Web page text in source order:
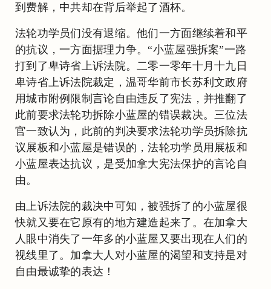
到费解，中共却在背后举起了酒杯。
法轮功学员们没有退缩。他们一方面继续着和平
的抗议，一方面据理力争。“小蓝屋强拆案”一路
打到了卑诗省上诉法院。二零一零年十月十九日
卑诗省上诉法院裁定，温哥华前市长苏利文政府
用城市附例限制言论自由违反了宪法，并推翻了
此前要求法轮功拆除小蓝屋的错误裁决。三位法
官一致认为，此前的判决要求法轮功学员拆除抗
议展板和小蓝屋是错误的，法轮功学员用展板和
小蓝屋表达抗议，是受加拿大宪法保护的言论自
由。
由上诉法院的裁决中可知，被强拆了的小蓝屋很
快就又要在它原有的地方建造起来了。在加拿大
人眼中消失了一年多的小蓝屋又要出现在人们的
视线里了。加拿大人对小蓝屋的渴望和支持是对
自由最诚挚的表达！